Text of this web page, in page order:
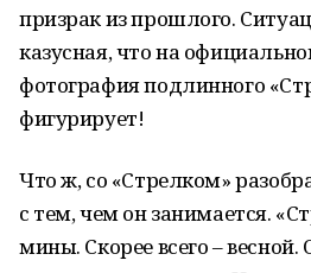
призрак из прошлого.
казусная, что на
фотография подлинного
фигурирует!
Что ж, со «Стрелком»
с тем, чем он занимается.
мины. Скорее всего –